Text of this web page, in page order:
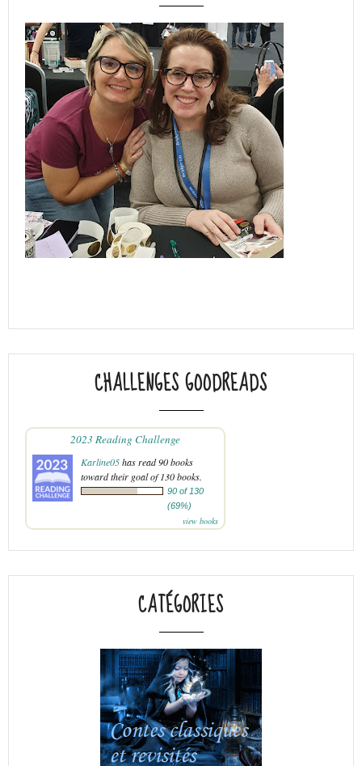
CHALLENGES GOODREADS
2023 Reading Challenge
Karline05has read 90 books
toward their goal of 130 books.
90 of 130
(69%)
view books
CATÉGORIES